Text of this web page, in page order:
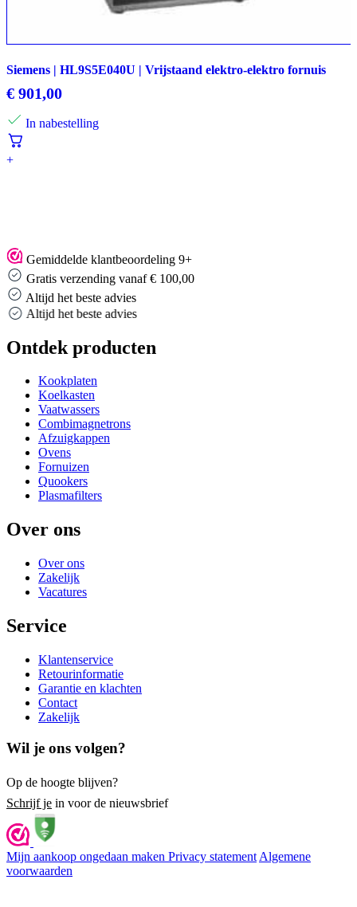
Siemens | HL9S5E040U | Vrijstaand elektro-elektro fornuis
€ 901,00
In nabestelling
+
Gemiddelde klantbeoordeling 9+
Gratis verzending vanaf € 100,00
Altijd het beste advies
Altijd het beste advies
Ontdek producten
Kookplaten
Koelkasten
Vaatwassers
Combimagnetrons
Afzuigkappen
Ovens
Fornuizen
Quookers
Plasmafilters
Over ons
Over ons
Zakelijk
Vacatures
Service
Klantenservice
Retourinformatie
Garantie en klachten
Contact
Zakelijk
Wil je ons volgen?
Op de hoogte blijven?
Schrijf je in voor de nieuwsbrief
Mijn aankoop ongedaan maken Privacy statement Algemene
voorwaarden